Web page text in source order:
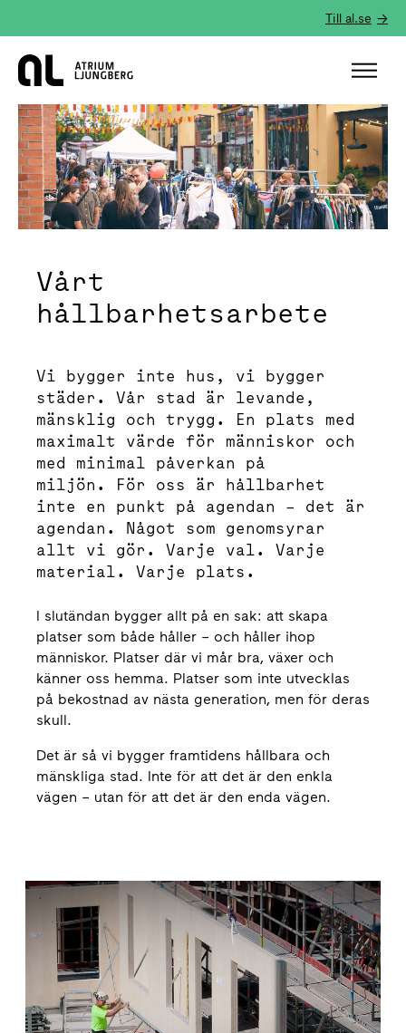
Till al.se
Hem
Vårt
hållbarhetsarbete
Vi bygger inte hus, vi bygger
städer. Vår stad är levande,
mänsklig och trygg. En plats med
maximalt värde för människor och
med minimal påverkan på
miljön. För oss är hållbarhet
inte en punkt på agendan – det är
agendan. Något som genomsyrar
allt vi gör. Varje val. Varje
material. Varje plats.
I slutändan bygger allt på en sak: att skapa
platser som både håller – och håller ihop
människor. Platser där vi mår bra, växer och
känner oss hemma. Platser som inte utvecklas
på bekostnad av nästa generation, men för deras
skull.
Det är så vi bygger framtidens hållbara och
mänskliga stad. Inte för att det är den enkla
vägen – utan för att det är den enda vägen.
Miljömässig hållbarhet